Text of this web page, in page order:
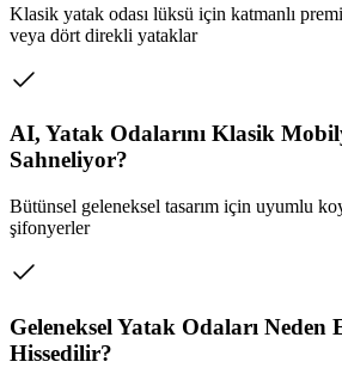
Klasik yatak odası lüksü için katmanlı
veya dört direkli yataklar
AI, Yatak Odalarını Klasik
Sahneliyor?
Bütünsel geleneksel tasarım için uyumlu
şifonyerler
Geleneksel Yatak Odaları
Hissedilir?